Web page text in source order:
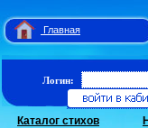
Главная
Логин:
Каталог стихов